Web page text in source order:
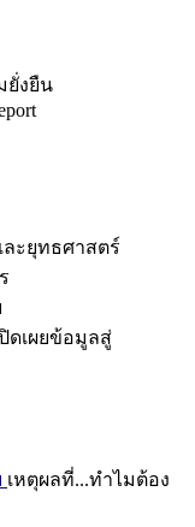
ยั่งยืน
ะยุทธศาสตร์
ดเผยข้อมูลสู่
เหตุผลที่...ทำไมต้อง